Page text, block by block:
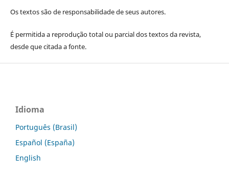
Os textos são de responsabilidade de seus autores.
É permitida a reprodução total ou parcial dos textos da revista,
desde que citada a fonte.
Idioma
Português (Brasil)
Español (España)
English